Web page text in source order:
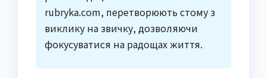
rubryka.com, перетворюють стому з
виклику на звичку, дозволяючи
фокусуватися на радощах життя.